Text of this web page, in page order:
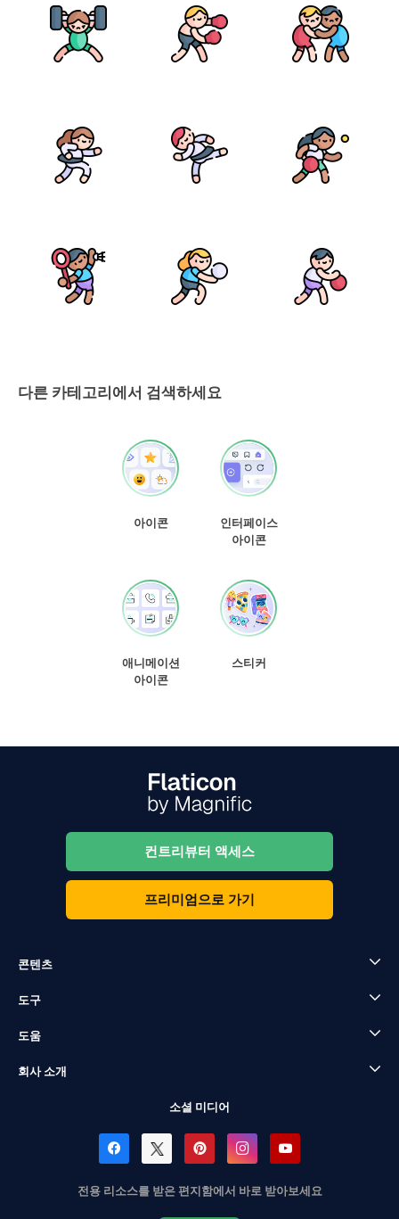
다른 카테고리에서 검색하세요
아이콘
인터페이스
아이콘
애니메이션
아이콘
스티커
컨트리뷰터 액세스
프리미엄으로 가기
콘텐츠
도구
도움
회사 소개
소셜 미디어
전용 리소스를 받은 편지함에서 바로 받아보세요